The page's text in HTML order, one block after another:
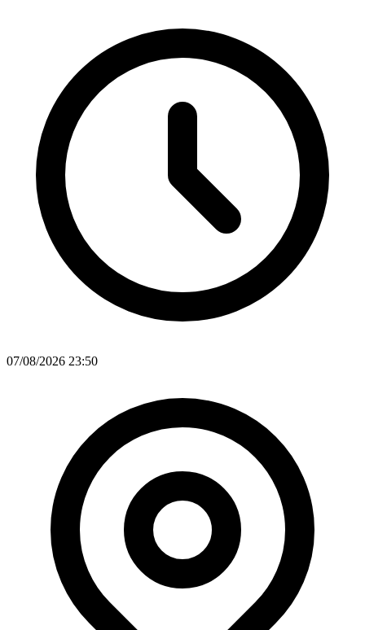
07/08/2026 23:50